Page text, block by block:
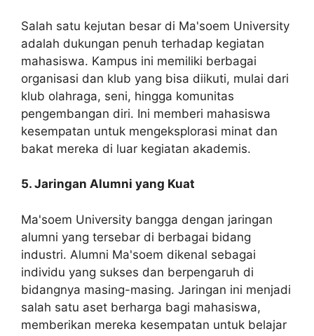
Salah satu kejutan besar di Ma'soem University
adalah dukungan penuh terhadap kegiatan
mahasiswa. Kampus ini memiliki berbagai
organisasi dan klub yang bisa diikuti, mulai dari
klub olahraga, seni, hingga komunitas
pengembangan diri. Ini memberi mahasiswa
kesempatan untuk mengeksplorasi minat dan
bakat mereka di luar kegiatan akademis.
5. Jaringan Alumni yang Kuat
Ma'soem University bangga dengan jaringan
alumni yang tersebar di berbagai bidang
industri. Alumni Ma'soem dikenal sebagai
individu yang sukses dan berpengaruh di
bidangnya masing-masing. Jaringan ini menjadi
salah satu aset berharga bagi mahasiswa,
memberikan mereka kesempatan untuk belajar